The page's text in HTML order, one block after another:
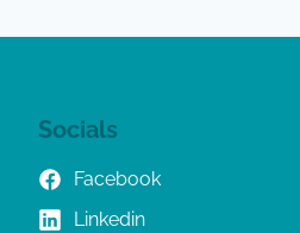
Socials
Facebook
Linkedin